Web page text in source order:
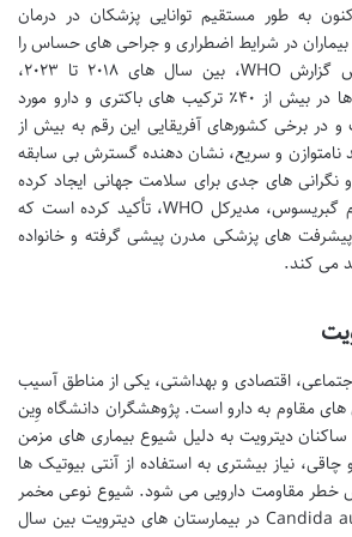
به طور مستقیم توانایی پزشکان در درمان
در شرایط اضطراری و جراحی های حساس را
تهدید می کند. بر اساس گزارش WHO، بین سال های ۲۰۱۸ تا ۲۰۲۳،
مقاومت به آنتی بیوتیک ها در بیش از ۴۰٪ ترکیب های باکتری و دارو مورد
در برخی کشورهای آفریقایی این رقم به بیش از
نامتوازن و سریع، نشان دهنده گسترش بی سابقه
های جدی برای سلامت جهانی ایجاد کرده
است. دکتر تدروس آدانوم گبریسوس، مدیرکل WHO، تأکید کرده است که
های پزشکی مدرن پیشی گرفته و خانواده
می کند.
اقتصادی و بهداشتی، یکی از مناطق آسیب
های مقاوم به دارو است. پژوهشگران دانشگاه وِین
ساکنان دیترویت به دلیل شیوع بیماری های مزمن
نیاز بیشتری به استفاده از آنتی بیوتیک ها
خطر مقاومت دارویی می شود. شیوع نوعی مخمر
مقاوم به دارو به نام Candida auris در بیمارستان های دیترویت بین سال